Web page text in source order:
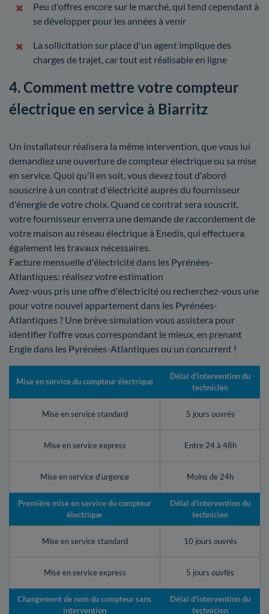
Peu d'offres encore sur le marché, qui tend cependant à
se développer pour les années à venir
La sollicitation sur place d'un agent implique des
charges de trajet, car tout est réalisable en ligne
4. Comment mettre votre compteur
électrique en service à Biarritz
Un installateur réalisera la même intervention, que vous lui
demandiez une ouverture de compteur électrique ou sa mise
en service. Quoi qu'il en soit, vous devez tout d'abord
souscrire à un contrat d'électricité auprès du fournisseur
d'énergie de votre choix. Quand ce contrat sera souscrit,
votre fournisseur enverra une demande de raccordement de
votre maison au réseau électrique à Enedis, qui effectuera
également les travaux nécessaires.
Facture mensuelle d'électricité dans les Pyrénées-
Atlantiques: réalisez votre estimation
Avez-vous pris une offre d'électricité ou recherchez-vous une
pour votre nouvel appartement dans les Pyrénées-
Atlantiques ? Une brève simulation vous assistera pour
identifier l'offre vous correspondant le mieux, en prenant
Engie dans les Pyrénées-Atlantiques ou un concurrent !
Mise en service du compteur électrique
Délai d’intervention du
technicien
Mise en service standard 5 jours ouvrés
Mise en service express Entre 24 à 48h
Mise en service d’urgence Moins de 24h
Première mise en service du compteur
électrique
Délai d’intervention du
technicien
Mise en service standard 10 jours ouvrés
Mise en service express 5 jours ouvfés
Changement de nom du compteur sans
intervention
Délai d’intervention du
technicien